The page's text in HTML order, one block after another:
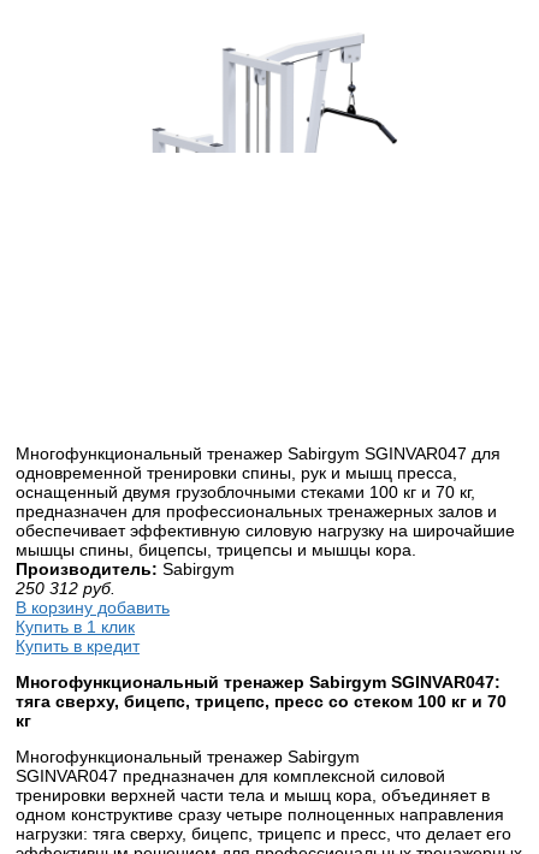
Многофункциональный тренажер Sabirgym SGINVAR047 для
одновременной тренировки спины, рук и мышц пресса,
оснащенный двумя грузоблочными стеками 100 кг и 70 кг,
предназначен для профессиональных тренажерных залов и
обеспечивает эффективную силовую нагрузку на широчайшие
мышцы спины, бицепсы, трицепсы и мышцы кора.
Производитель: Sabirgym
250 312 руб.
В корзину добавить
Купить в 1 клик
Купить в кредит
Многофункциональный тренажер Sabirgym SGINVAR047:
тяга сверху, бицепс, трицепс, пресс со стеком 100 кг и 70
кг
Многофункциональный тренажер Sabirgym
SGINVAR047 предназначен для комплексной силовой
тренировки верхней части тела и мышц кора, объединяет в
одном конструктиве сразу четыре полноценных направления
нагрузки: тяга сверху, бицепс, трицепс и пресс, что делает его